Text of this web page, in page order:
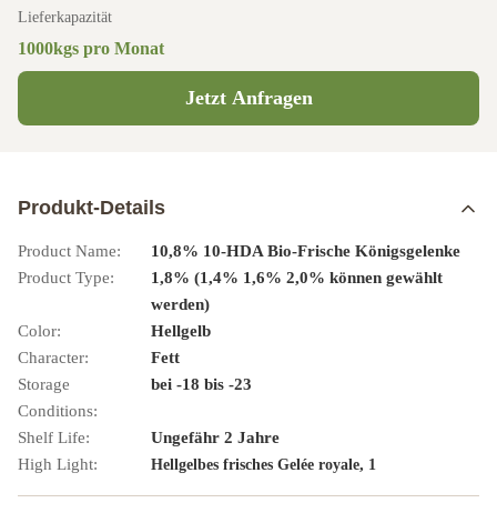
Lieferkapazität
1000kgs pro Monat
Jetzt Anfragen
Produkt-Details
Product Name:
10,8% 10-HDA Bio-Frische Königsgelenke
Product Type:
1,8% (1,4% 1,6% 2,0% können gewählt
werden)
Color:
Hellgelb
Character:
Fett
Storage
Conditions:
bei -18 bis -23
Shelf Life:
Ungefähr 2 Jahre
High Light:
Hellgelbes frisches Gelée royale, 1